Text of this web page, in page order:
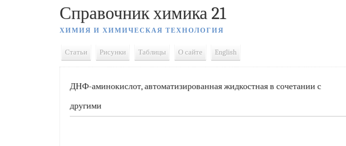
Справочник химика 21
ХИМИЯ И ХИМИЧЕСКАЯ ТЕХНОЛОГИЯ
Статьи Рисунки Таблицы О сайте English
ДНФ-аминокислот, автоматизированная жидкостная в сочетании с
другими